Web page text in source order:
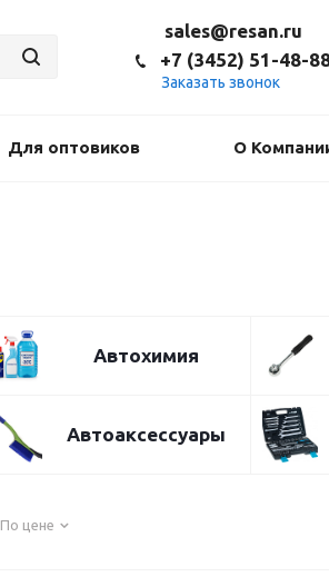
sales@resan.ru
+7 (3452) 51-48-
Заказать звонок
Для оптовиков О
Автохимия
Автоаксессуары
По цене